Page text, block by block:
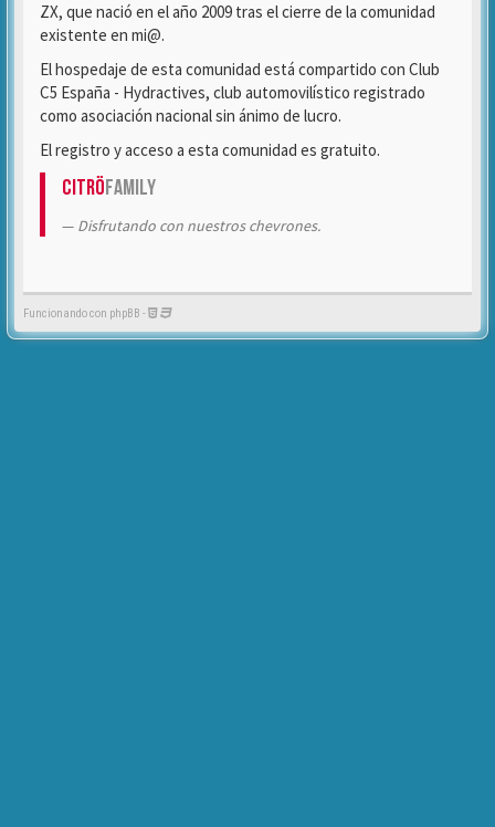
ZX, que nació en el año 2009 tras el cierre de la comunidad
existente en mi@.
El hospedaje de esta comunidad está compartido con Club
C5 España - Hydractives, club automovilístico registrado
como asociación nacional sin ánimo de lucro.
El registro y acceso a esta comunidad es gratuito.
CitröFamily
Disfrutando con nuestros chevrones.
Funcionando con phpBB -